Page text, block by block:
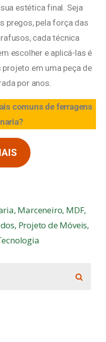
estética final. Seja
pregos, pela força das
cada técnica
escolher e aplicá-las é
em uma peça de
por anos.
comuns de ferragens
, Marceneiro, MDF,
, Projeto de Móveis,